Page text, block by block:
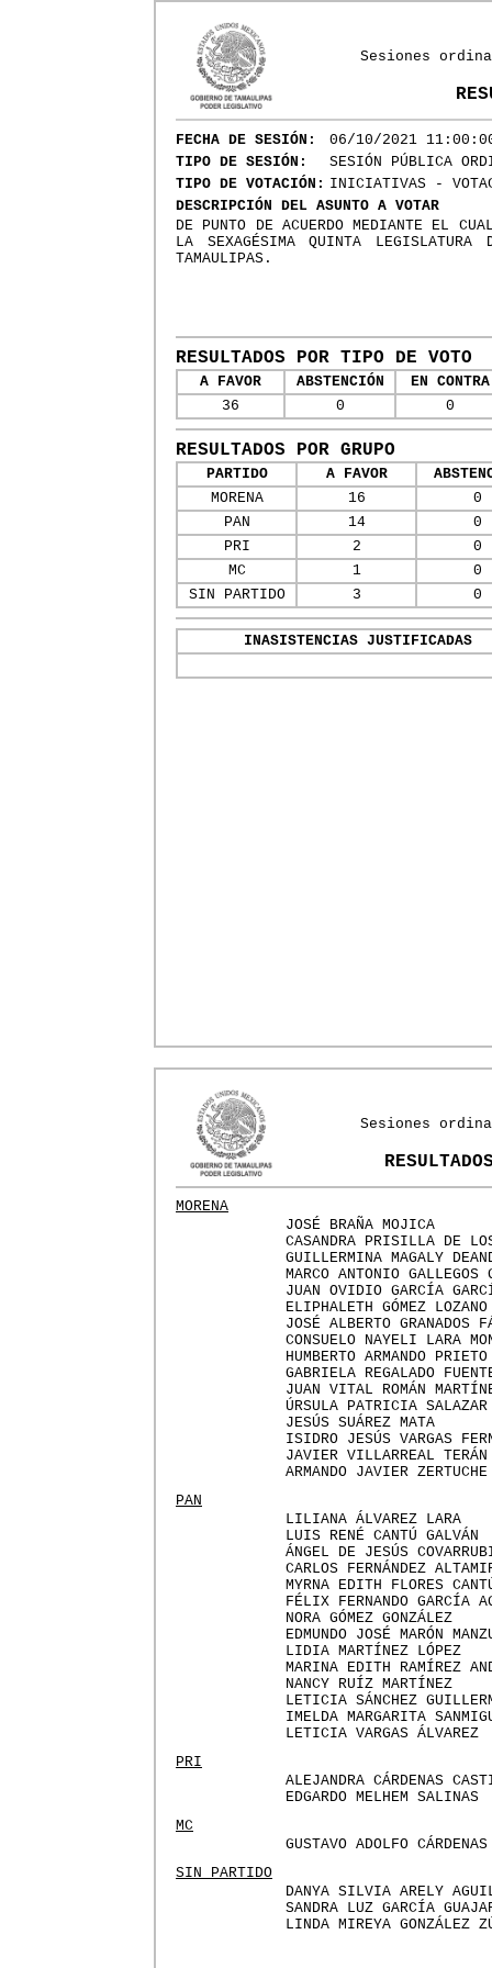
Sesiones
FECHA DE SESIÓN:
06/10/2021
TIPO DE SESIÓN:
SESIÓN PÚBLICA
TIPO DE VOTACIÓN: INICIATIVAS -
DESCRIPCIÓN DEL ASUNTO A VOTAR
DE PUNTO DE ACUERDO MEDIANTE EL
LA SEXAGÉSIMA QUINTA LEGISLATURA
TAMAULIPAS.
RESULTADOS POR TIPO DE VOTO
A FAVOR ABSTENCIÓN
EN CONTRA
36
0 0
RESULTADOS POR GRUPO
PARTIDO A FAVOR
MORENA
16
0
PAN
14
0
PRI
2
0
MC
1
0
SIN PARTIDO
3 0
INASISTENCIAS JUSTIFICADAS
Sesiones
MORENA
JOSÉ BRAÑA MOJICA
CASANDRA PRISILLA DE
GUILLERMINA MAGALY
MARCO ANTONIO GALLEGOS
JUAN OVIDIO GARCÍA
ELIPHALETH GÓMEZ LOZANO
JOSÉ ALBERTO GRANADOS
CONSUELO NAYELI LARA
HUMBERTO ARMANDO
GABRIELA REGALADO
JUAN VITAL ROMÁN
ÚRSULA PATRICIA
JESÚS SUÁREZ MATA
ISIDRO JESÚS VARGAS
JAVIER VILLARREAL TERÁN
ARMANDO JAVIER
PAN
LILIANA ÁLVAREZ LARA
LUIS RENÉ CANTÚ GALVÁN
ÁNGEL DE JESÚS
CARLOS FERNÁNDEZ
MYRNA EDITH FLORES
FÉLIX FERNANDO GARCÍA
NORA GÓMEZ GONZÁLEZ
EDMUNDO JOSÉ MARÓN
LIDIA MARTÍNEZ LÓPEZ
MARINA EDITH RAMÍREZ
NANCY RUÍZ MARTÍNEZ
LETICIA SÁNCHEZ
IMELDA MARGARITA
LETICIA VARGAS ÁLVAREZ
PRI
ALEJANDRA CÁRDENAS
EDGARDO MELHEM SALINAS
MC
GUSTAVO ADOLFO
SIN PARTIDO
DANYA SILVIA ARELY
SANDRA LUZ GARCÍA
LINDA MIREYA GONZÁLEZ